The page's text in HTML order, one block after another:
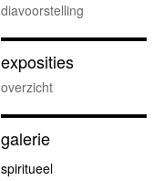
diavoorstelling
exposities
overzicht
galerie
spiritueel